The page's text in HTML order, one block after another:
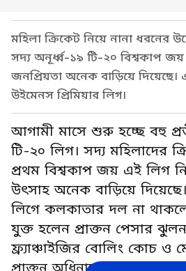
মহিলা ক্রিকেট নিয়ে নানা ধরনের
সদ্য অনূর্ধ্ব-১৯ টি-২০ বিশ্বকাপ জয়
জনপ্রিয়তা অনেক বাড়িয়ে দিয়েছে।
উইমেনস প্রিমিয়ার লিগ।
আগামী মাসে শুরু হচ্ছে বহু
টি-২০ লিগ। সদ্য মহিলাদের
প্রথম বিশ্বকাপ জয় এই লিগ
উৎসাহ অনেক বাড়িয়ে
লিগে কলকাতার দল না
যুক্ত হলেন প্রাক্তন পেসার ঝুলন
ফ্র্যাঞ্চাইজির বোলিং কোচ ও